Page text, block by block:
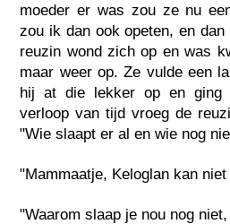
moeder er was zou ze nu
zou ik dan ook opeten, en
reuzin wond zich op en was
maar weer op. Ze vulde een
hij at die lekker op en ging
verloop van tijd vroeg de
"Wie slaapt er al en wie nog
"Mammaatje, Keloglan kan
"Waarom slaap je nou nog